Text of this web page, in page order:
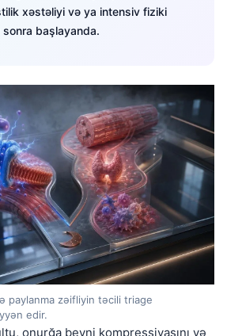
xəstəliyi və ya intensiv fiziki
başlayanda.
paylanma zəifliyin təcili triage
edir.
onurğa beyni kompressiyasını və